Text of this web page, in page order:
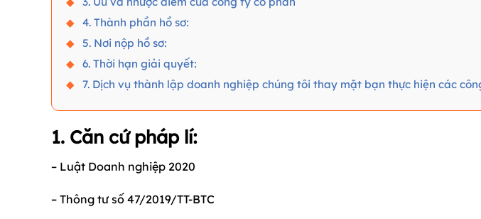
4. Thành phần hồ sơ:
5. Nơi nộp hồ sơ:
6. Thời hạn giải quyết:
7. Dịch vụ thành lập doanh nghiệp chúng tôi thay mặt bạn thực hiện các
1. Căn cứ pháp lí:
– Luật Doanh nghiệp 2020
– Thông tư số 47/2019/TT-BTC